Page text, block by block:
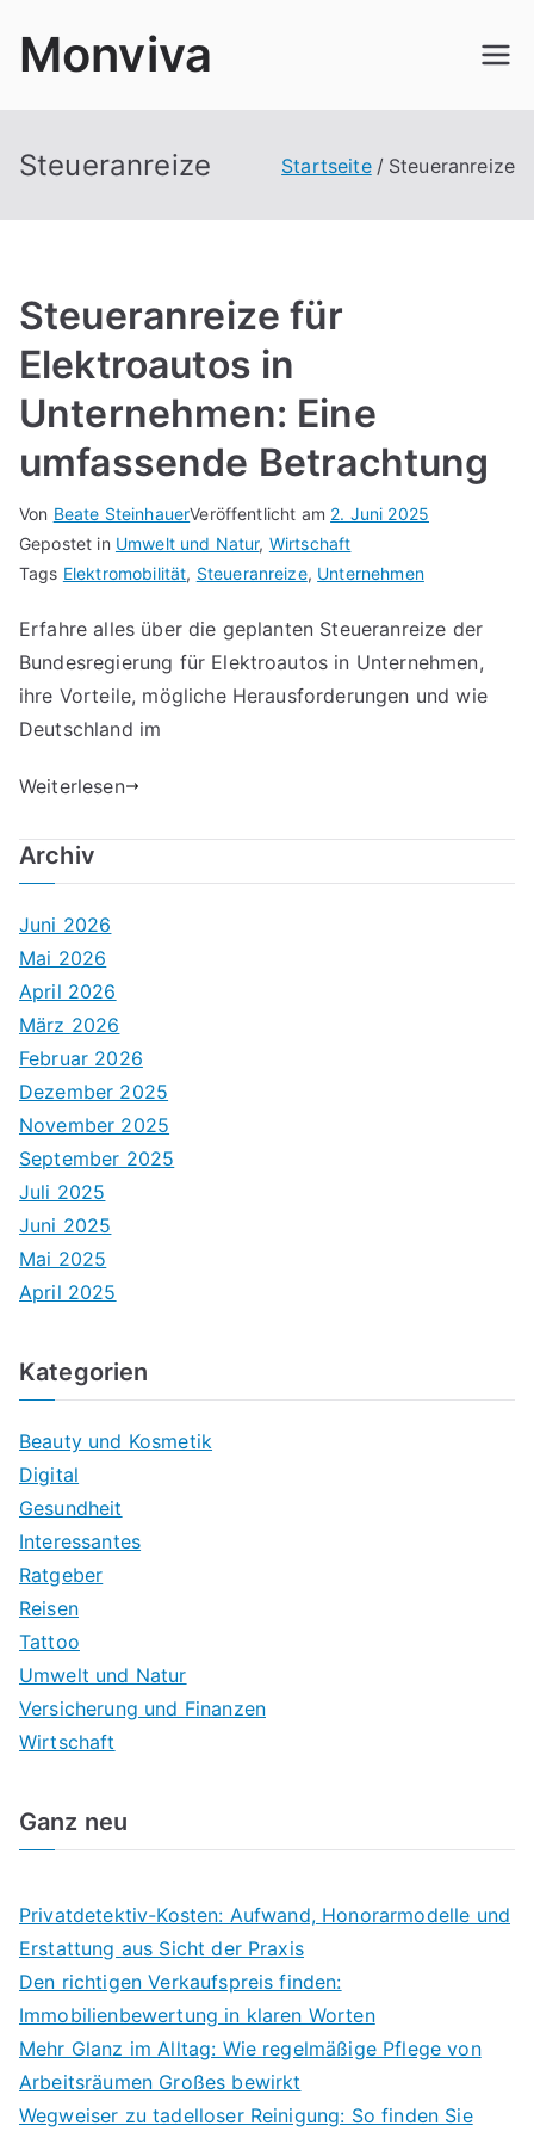
InhaltMonviva
Steueranreize Startseite Steueranreize
Steueranreize für
Elektroautos in
Unternehmen: Eine
umfassende Betrachtung
Von Beate SteinhauerVeröffentlicht am 2. Juni 2025
Gepostet in Umwelt und Natur, Wirtschaft
Tags Elektromobilität, Steueranreize, Unternehmen
Erfahre alles über die geplanten Steueranreize der
Bundesregierung für Elektroautos in Unternehmen,
ihre Vorteile, mögliche Herausforderungen und wie
Deutschland im
Weiterlesen
Archiv
Juni 2026
Mai 2026
April 2026
März 2026
Februar 2026
Dezember 2025
November 2025
September 2025
Juli 2025
Juni 2025
Mai 2025
April 2025
Kategorien
Beauty und Kosmetik
Digital
Gesundheit
Interessantes
Ratgeber
Reisen
Tattoo
Umwelt und Natur
Versicherung und Finanzen
Wirtschaft
Ganz neu
Privatdetektiv-Kosten: Aufwand, Honorarmodelle und
Erstattung aus Sicht der Praxis
Den richtigen Verkaufspreis finden:
Immobilienbewertung in klaren Worten
Mehr Glanz im Alltag: Wie regelmäßige Pflege von
Arbeitsräumen Großes bewirkt
Wegweiser zu tadelloser Reinigung: So finden Sie